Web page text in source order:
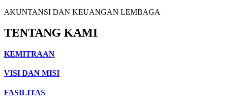
AKUNTANSI DAN KEUANGAN LEMBAGA
TENTANG KAMI
KEMITRAAN
VISI DAN MISI
FASILITAS